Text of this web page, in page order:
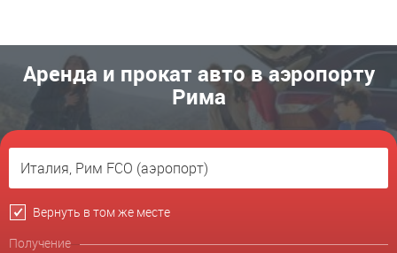
Аренда и прокат авто в аэропорту
Римa
Вернуть в том же месте
Получение